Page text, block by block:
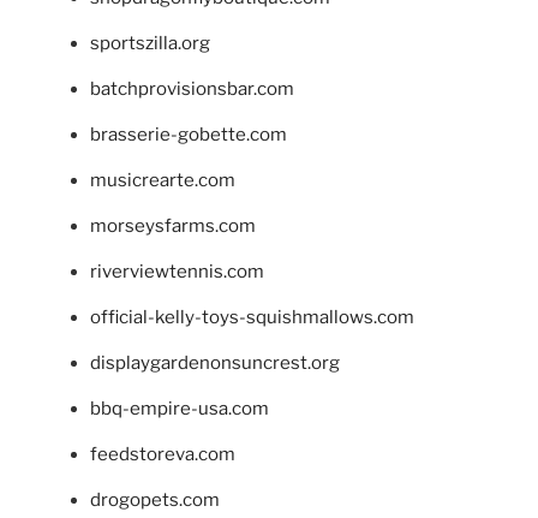
sportszilla.org
batchprovisionsbar.com
brasserie-gobette.com
musicrearte.com
morseysfarms.com
riverviewtennis.com
official-kelly-toys-squishmallows.com
displaygardenonsuncrest.org
bbq-empire-usa.com
feedstoreva.com
drogopets.com